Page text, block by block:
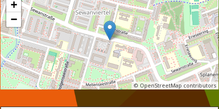
+
−
© OpenStreetMap contributors